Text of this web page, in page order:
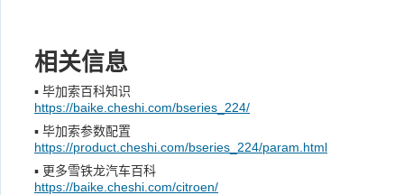
相关信息
▪ 毕加索百科知识
https://baike.cheshi.com/bseries_224/
▪ 毕加索参数配置
https://product.cheshi.com/bseries_224/param.html
▪ 更多雪铁龙汽车百科
https://baike.cheshi.com/citroen/